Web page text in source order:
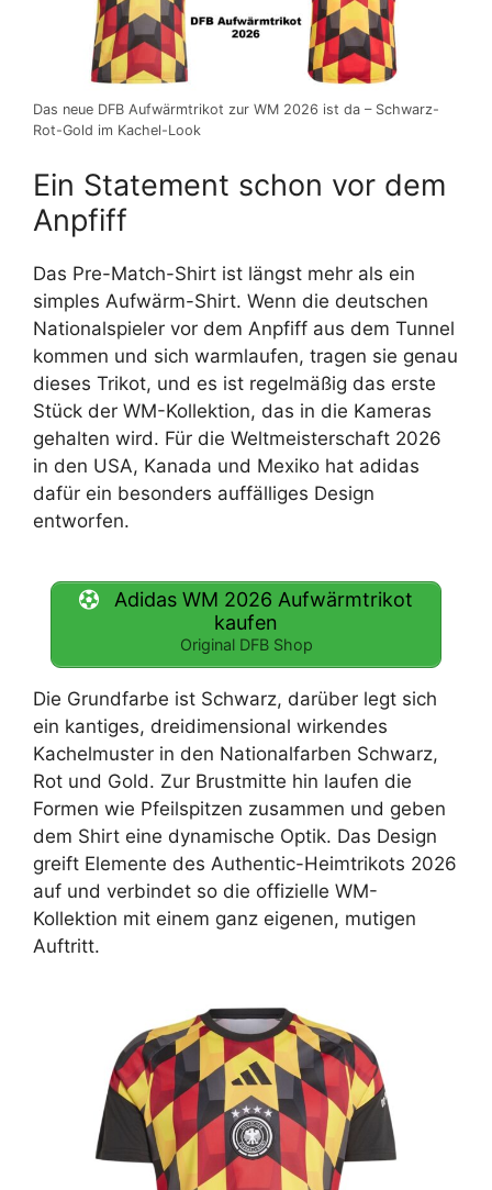
Das neue DFB Aufwärmtrikot zur WM 2026 ist da – Schwarz-
Rot-Gold im Kachel-Look
Ein Statement schon vor dem
Anpfiff
Das Pre-Match-Shirt ist längst mehr als ein
simples Aufwärm-Shirt. Wenn die deutschen
Nationalspieler vor dem Anpfiff aus dem Tunnel
kommen und sich warmlaufen, tragen sie genau
dieses Trikot, und es ist regelmäßig das erste
Stück der WM-Kollektion, das in die Kameras
gehalten wird. Für die Weltmeisterschaft 2026
in den USA, Kanada und Mexiko hat adidas
dafür ein besonders auffälliges Design
entworfen.
Adidas WM 2026 Aufwärmtrikot
kaufen
Original DFB Shop
Die Grundfarbe ist Schwarz, darüber legt sich
ein kantiges, dreidimensional wirkendes
Kachelmuster in den Nationalfarben Schwarz,
Rot und Gold. Zur Brustmitte hin laufen die
Formen wie Pfeilspitzen zusammen und geben
dem Shirt eine dynamische Optik. Das Design
greift Elemente des Authentic-Heimtrikots 2026
auf und verbindet so die offizielle WM-
Kollektion mit einem ganz eigenen, mutigen
Auftritt.